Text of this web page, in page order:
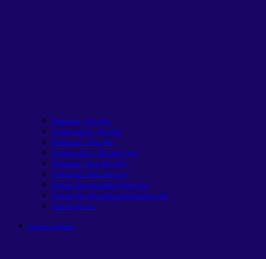
Moderada – Rico Alfa
Conservadora – Rico Alfa
Sofisticada – Rico Alfa
Conservadora – Rico Alfa Light
Moderada – Rico Alfa Light
Sofisticada – Rico Alfa Light
Carteira Recomendada FIIsem alta
Carteira Recomendada Dividendosem alta
Smart Ações 5+
Carteiras globais